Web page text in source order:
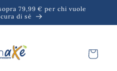
79,99 € per chi vuole
di sé
Carrello